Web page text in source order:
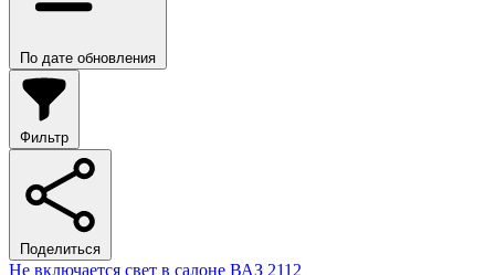
По дате обновления
Фильтр
Поделиться
Не включается свет в салоне ВАЗ 2112